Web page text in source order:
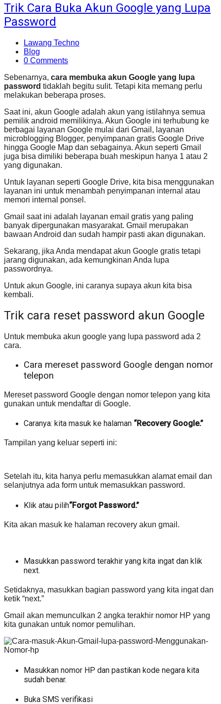
Trik Cara Buka Akun Google yang Lupa
Password
Lawang Techno
Blog
0 Comments
Sebenarnya, cara membuka akun Google yang lupa
password tidaklah begitu sulit. Tetapi kita memang perlu
melakukan beberapa proses.
Saat ini, akun Google adalah akun yang istilahnya semua
pemilik android memilikinya. Akun Google ini terhubung ke
berbagai layanan Google mulai dari Gmail, layanan
microblogging Blogger, penyimpanan gratis Google Drive
hingga Google Map dan sebagainya. Akun seperti Gmail
juga bisa dimiliki beberapa buah meskipun hanya 1 atau 2
yang digunakan.
Untuk layanan seperti Google Drive, kita bisa menggunakan
layanan ini untuk menambah penyimpanan internal atau
memori internal ponsel.
Gmail saat ini adalah layanan email gratis yang paling
banyak dipergunakan masyarakat. Gmail merupakan
bawaan Android dan sudah hampir pasti akan digunakan.
Sekarang, jika Anda mendapat akun Google gratis tetapi
jarang digunakan, ada kemungkinan Anda lupa
passwordnya.
Untuk akun Google, ini caranya supaya akun kita bisa
kembali.
Trik cara reset password akun Google
Untuk membuka akun google yang lupa password ada 2
cara.
Cara mereset password Google dengan nomor
telepon
Mereset password Google dengan nomor telepon yang kita
gunakan untuk mendaftar di Google.
Caranya: kita masuk ke halaman “Recovery Google.”
Tampilan yang keluar seperti ini:
Setelah itu, kita hanya perlu memasukkan alamat email dan
selanjutnya ada form untuk memasukkan password.
Klik atau pilih“Forgot Password.”
Kita akan masuk ke halaman recovery akun gmail.
Masukkan password terakhir yang kita ingat dan klik
next.
Setidaknya, masukkan bagian password yang kita ingat dan
ketik “next.”
Gmail akan memunculkan 2 angka terakhir nomor HP yang
kita gunakan untuk nomor pemulihan.
Masukkan nomor HP dan pastikan kode negara kita
sudah benar.
Buka SMS verifikasi